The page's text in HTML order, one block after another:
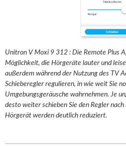
Unitron V Moxi 9 312 : Die Remote Plus
Möglichkeit, die Hörgeräte lauter und
außerdem während der Nutzung des TV
Schieberegler regulieren, in wie weit Sie
Umgebungsgeräusche wahrnehmen. Je
desto weiter schieben Sie den Regler
Hörgerät werden deutlich reduziert.